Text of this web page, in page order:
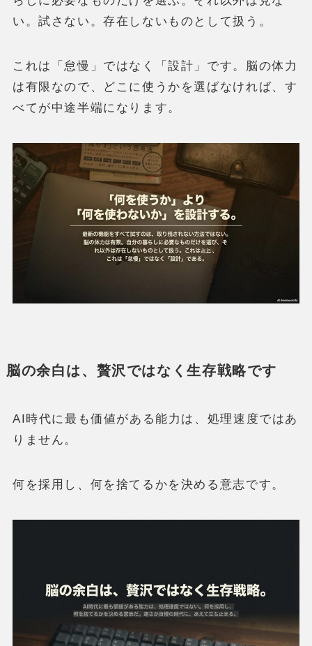
い。試さない。存在しないものとして扱う。
これは「怠慢」ではなく「設計」です。脳の体力
は有限なので、どこに使うかを選ばなければ、す
べてが中途半端になります。
脳の余白は、贅沢ではなく生存戦略です
AI時代に最も価値がある能力は、処理速度ではあ
りません。
何を採用し、何を捨てるかを決める意志です。